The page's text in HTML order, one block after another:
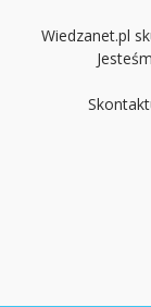
Wiedzanet.pl